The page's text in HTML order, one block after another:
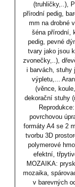
(truhličky,..),
přírodní pedig,
mm na drobné
šéna přírodní,
pedig, pevné
tvary jako jsou
zvonečky,..),
i barvách, stuhy
výpletu,...
(věnce,
dekorační stuhy
povrchovou
formáty A4 se 2
tvorbu 3D
polymerové
efektní,
MOZAIKA:
mozaika,
v barevných